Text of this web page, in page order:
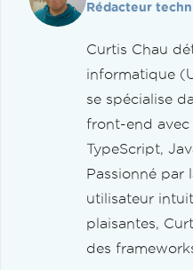
Rédacteur
Curtis Chau
informatique
se spécialise
front-end avec
TypeScript,
Passionné par
utilisateur
plaisantes,
des